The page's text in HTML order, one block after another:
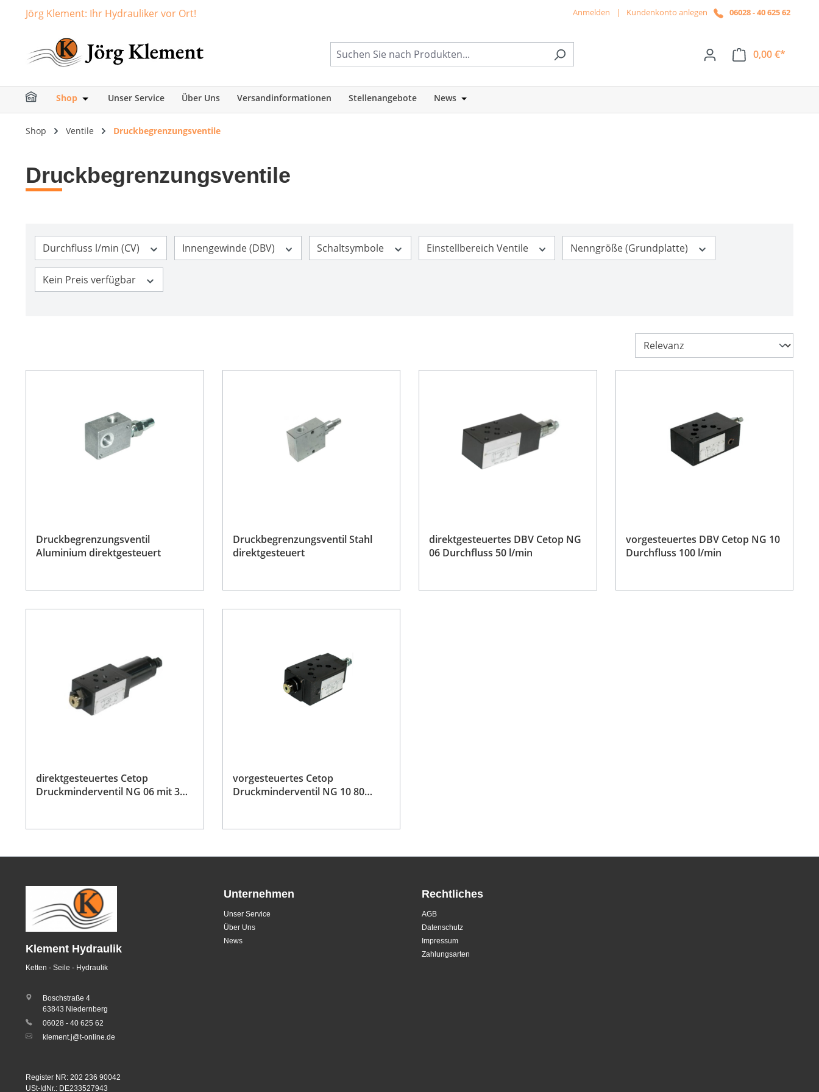
Zur Hauptnavigation springen
Jörg Klement: Ihr Hydrauliker vor Ort! Anmelden | Kundenkonto anlegen 06028 - 40 625 62
0,00 €*
Shop Öffne oder Schließe das Dropdown der Kategorie Shop
Unser Service Über Uns Versandinformationen Stellenangebote News Öffne oder Schließe das Dropdown der Kategorie News
Shop Ventile Druckbegrenzungsventile
Druckbegrenzungsventile
Durchfluss l/min (CV) Innengewinde (DBV) Schaltsymbole Einstellbereich Ventile Nenngröße (Grundplatte)
Kein Preis verfügbar
Druckbegrenzungsventil
Aluminium direktgesteuert
Druckbegrenzungsventil Stahl
direktgesteuert
direktgesteuertes DBV Cetop NG
06 Durchfluss 50 l/min
vorgesteuertes DBV Cetop NG 10
Durchfluss 100 l/min
direktgesteuertes Cetop
Druckminderventil NG 06 mit 3
vorgesteuertes Cetop
Druckminderventil NG 10 80
Klement Hydraulik
Ketten - Seile - Hydraulik
Boschstraße 4
63843 Niedernberg
06028 - 40 625 62
klement.j@t-online.de
Register NR: 202 236 90042
USt-IdNr.: DE233527943
Unternehmen
Unser Service
Über Uns
News
Rechtliches
AGB
Datenschutz
Impressum
Zahlungsarten